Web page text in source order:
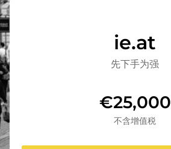
ie.at
先下手为强
€25,000
不含增值税